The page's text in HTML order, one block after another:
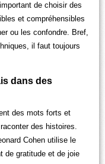
de choisir des
et compréhensibles
ou les confondre. Bref,
il faut toujours
dans des
des mots forts et
des histoires.
Cohen utilise le
de gratitude et de joie